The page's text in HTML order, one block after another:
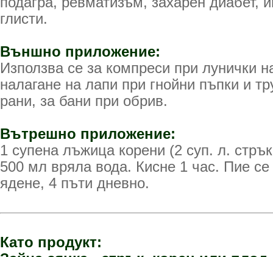
глисти.
Външно приложение:
Използва се за компреси при лунички
налагане на лапи при гнойни пъпки и
рани, за бани при обрив.
Вътрешно приложение:
1 супена лъжица корени (2 суп. л.
500 мл вряла вода. Кисне 1 час. Пие
ядене, 4 пъти дневно.
Като продукт: